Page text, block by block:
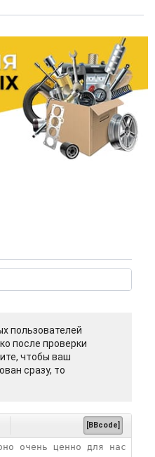
пользователей
после проверки
чтобы ваш
сразу, то
[BBcode]